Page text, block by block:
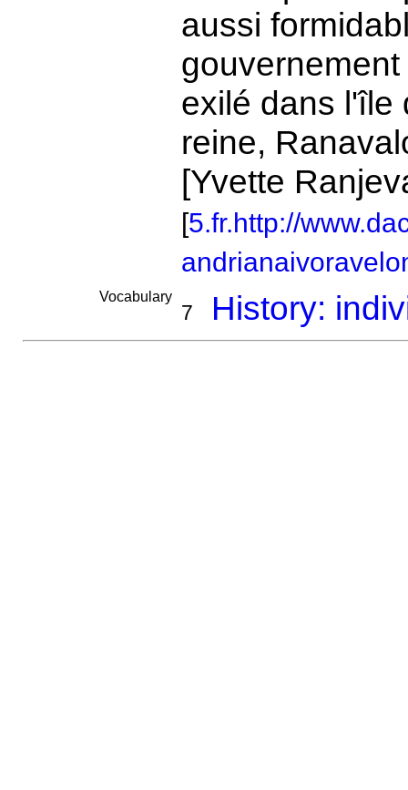
aussi
exilé dans l'île
reine,
[Yvette
[5.fr.http://
Vocabulary
7 History: